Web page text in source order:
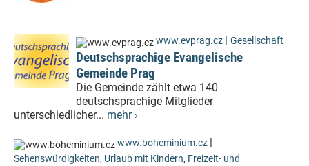
www.evprag.cz | Gesellschaft
Deutschsprachige Evangelische
Gemeinde Prag
Die Gemeinde zählt etwa 140
deutschsprachige Mitglieder
unterschiedlicher... mehr ›
www.boheminium.cz |
Sehenswürdigkeiten, Urlaub mit Kindern, Freizeit- und